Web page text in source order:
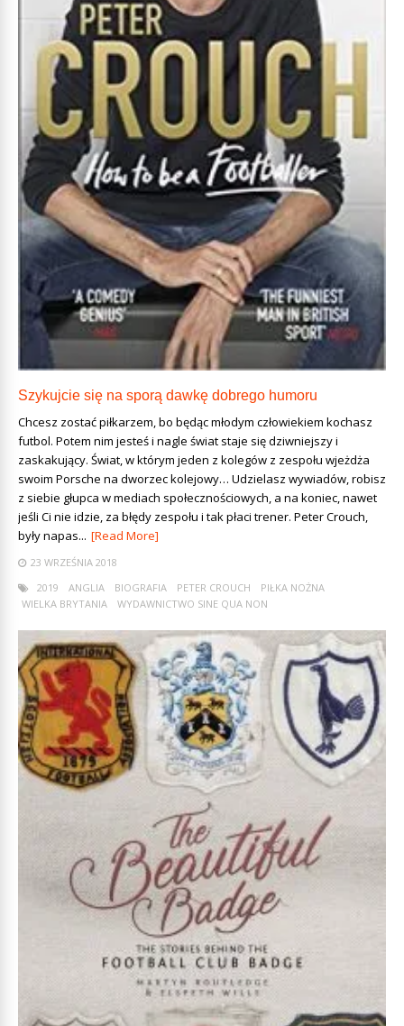
Szykujcie się na sporą dawkę dobrego humoru
Chcesz zostać piłkarzem, bo będąc młodym człowiekiem kochasz
futbol. Potem nim jesteś i nagle świat staje się dziwniejszy i
zaskakujący. Świat, w którym jeden z kolegów z zespołu wjeżdża
swoim Porsche na dworzec kolejowy… Udzielasz wywiadów, robisz
z siebie głupca w mediach społecznościowych, a na koniec, nawet
jeśli Ci nie idzie, za błędy zespołu i tak płaci trener. Peter Crouch,
były napas... [Read More]
23 WRZEŚNIA 2018
2019
ANGLIA BIOGRAFIA PETER CROUCH
PIŁKA NOŻNA
WIELKA BRYTANIA
WYDAWNICTWO SINE QUA NON